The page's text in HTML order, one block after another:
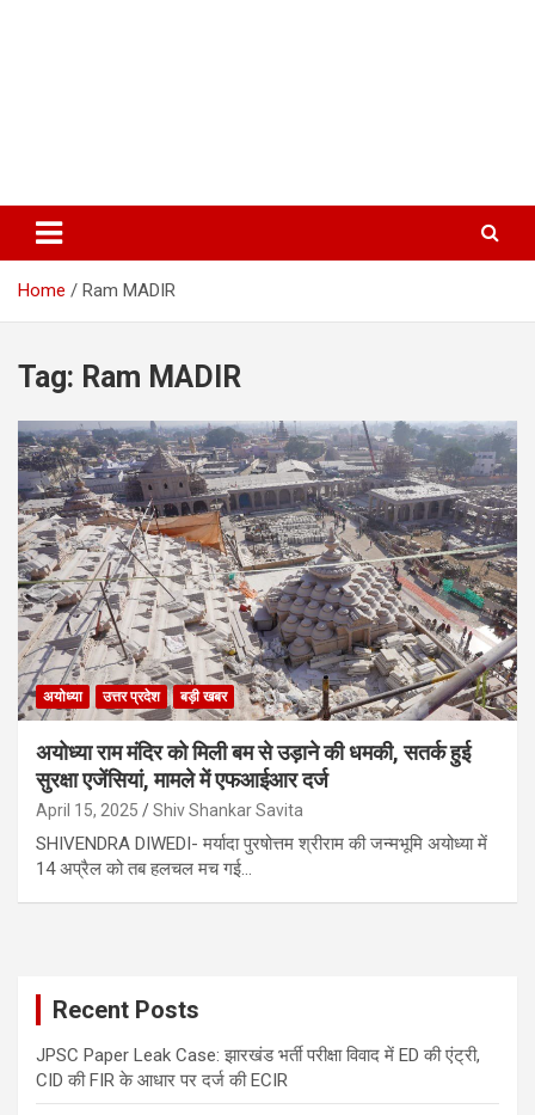
Home Ram MADIR
Tag: Ram MADIR
अयोध्या उत्तर प्रदेश बड़ी खबर
अयोध्या राम मंदिर को मिली बम से उड़ाने की धमकी, सतर्क हुई
सुरक्षा एजेंसियां, मामले में एफआईआर दर्ज
April 15, 2025 Shiv Shankar Savita
SHIVENDRA DIWEDI- मर्यादा पुरषोत्तम श्रीराम की जन्मभूमि अयोध्या में
14 अप्रैल को तब हलचल मच गई…
Recent Posts
JPSC Paper Leak Case: झारखंड भर्ती परीक्षा विवाद में ED की एंट्री,
CID की FIR के आधार पर दर्ज की ECIR